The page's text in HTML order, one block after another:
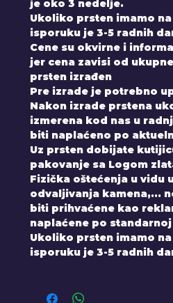
je oko 3 nedelje.
Ukoliko prsten imamo
isporuku je 3-5 radnih
Cene su okvirne i
jer cena zavisi od
prsten izrađen
Pre izrade je potrebno
Nakon izrade prstena
izmerena kod nas u
biti naplaćeno po
Uz prsten dobijate
pakovanje sa Logom
Fizička oštećenja u vidu
odvaljivanja kamena,...
biti prihvaćene kao
naplaćene po
Ukoliko prsten imamo
isporuku je 3-5 radnih